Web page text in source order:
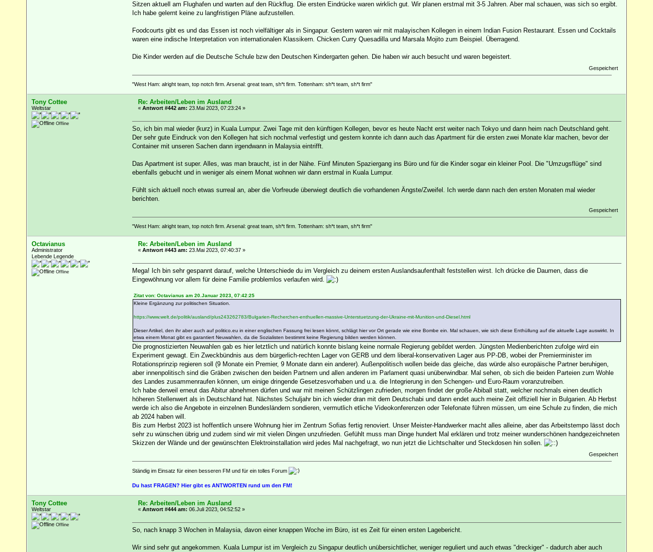
Sitzen aktuell am Flughafen und warten auf den Rückflug. Die ersten Eindrücke waren wirklich gut. Wir planen erstmal mit 3-5 Jahren. Aber mal schauen, was sich so ergibt.
Ich habe gelernt keine zu langfristigen Pläne aufzustellen.
Foodcourts gibt es und das Essen ist noch vielfältiger als in Singapur. Gestern waren wir mit malayischen Kollegen in einem Indian Fusion Restaurant. Essen und Cocktails
waren eine indische Interpretation von internationalen Klassikern. Chicken Curry Quesadilla und Marsala Mojito zum Beispiel. Überragend.
Die Kinder werden auf die Deutsche Schule bzw den Deutschen Kindergarten gehen. Die haben wir auch besucht und waren begeistert.
Gespeichert
"West Ham: alright team, top notch firm. Arsenal: great team, sh*t firm. Tottenham: sh*t team, sh*t firm"
Tony Cottee
Weltstar
Offline
Re: Arbeiten/Leben im Ausland
« Antwort #442 am: 23.Mai 2023, 07:23:24 »
So, ich bin mal wieder (kurz) in Kuala Lumpur. Zwei Tage mit den künftigen Kollegen, bevor es heute Nacht erst weiter nach Tokyo und dann heim nach Deutschland geht.
Der sehr gute Eindruck von den Kollegen hat sich nochmal verfestigt und gestern konnte ich dann auch das Apartment für die ersten zwei Monate klar machen, bevor der
Container mit unseren Sachen dann irgendwann in Malaysia eintrifft.
Das Apartment ist super. Alles, was man braucht, ist in der Nähe. Fünf Minuten Spaziergang ins Büro und für die Kinder sogar ein kleiner Pool. Die "Umzugsflüge" sind
ebenfalls gebucht und in weniger als einem Monat wohnen wir dann erstmal in Kuala Lumpur.
Fühlt sich aktuell noch etwas surreal an, aber die Vorfreude überwiegt deutlich die vorhandenen Ängste/Zweifel. Ich werde dann nach den ersten Monaten mal wieder
berichten.
Gespeichert
"West Ham: alright team, top notch firm. Arsenal: great team, sh*t firm. Tottenham: sh*t team, sh*t firm"
Octavianus
Administrator
Lebende Legende
Offline
Re: Arbeiten/Leben im Ausland
« Antwort #443 am: 23.Mai 2023, 07:40:37 »
Mega! Ich bin sehr gespannt darauf, welche Unterschiede du im Vergleich zu deinem ersten Auslandsaufenthalt feststellen wirst. Ich drücke die Daumen, dass die
Eingewöhnung vor allem für deine Familie problemlos verlaufen wird.
Zitat von: Octavianus am 20.Januar 2023, 07:42:25
Kleine Ergänzung zur politischen Situation.
https://www.welt.de/politik/ausland/plus243262783/Bulgarien-Recherchen-enthuellen-massive-Unterstuetzung-der-Ukraine-mit-Munition-und-Diesel.html
Dieser Artikel, den ihr aber auch auf politico.eu in einer englischen Fassung frei lesen könnt, schlägt hier vor Ort gerade wie eine Bombe ein. Mal schauen, wie sich diese Enthüllung auf die aktuelle Lage auswirkt. In
etwa einem Monat gibt es garantiert Neuwahlen, da die Sozialisten bestimmt keine Regierung bilden werden können.
Die prognostizierten Neuwahlen gab es hier letztlich und natürlich konnte bislang keine normale Regierung gebildet werden. Jüngsten Medienberichten zufolge wird ein
Experiment gewagt. Ein Zweckbündnis aus dem bürgerlich-rechten Lager von GERB und dem liberal-konservativen Lager aus PP-DB, wobei der Premierminister im
Rotationsprinzip regieren soll (9 Monate ein Premier, 9 Monate dann ein anderer). Außenpolitisch wollen beide das gleiche, das würde also europäische Partner beruhigen,
aber innenpolitisch sind die Gräben zwischen den beiden Partnern und allen anderen im Parlament quasi unüberwindbar. Mal sehen, ob sich die beiden Parteien zum Wohle
des Landes zusammenraufen können, um einige dringende Gesetzesvorhaben und u.a. die Integrierung in den Schengen- und Euro-Raum voranzutreiben.
Ich habe derweil erneut das Abitur abnehmen dürfen und war mit meinen Schützlingen zufrieden, morgen findet der große Abiball statt, welcher nochmals einen deutlich
höheren Stellenwert als in Deutschland hat. Nächstes Schuljahr bin ich wieder dran mit dem Deutschabi und dann endet auch meine Zeit offiziell hier in Bulgarien. Ab Herbst
werde ich also die Angebote in einzelnen Bundesländern sondieren, vermutlich etliche Videokonferenzen oder Telefonate führen müssen, um eine Schule zu finden, die mich
ab 2024 haben will.
Bis zum Herbst 2023 ist hoffentlich unsere Wohnung hier im Zentrum Sofias fertig renoviert. Unser Meister-Handwerker macht alles alleine, aber das Arbeitstempo lässt doch
sehr zu wünschen übrig und zudem sind wir mit vielen Dingen unzufrieden. Gefühlt muss man Dinge hundert Mal erklären und trotz meiner wunderschönen handgezeichneten
Skizzen der Wände und der gewünschten Elektroinstallation wird jedes Mal nachgefragt, wo nun jetzt die Lichtschalter und Steckdosen hin sollen.
Gespeichert
Ständig im Einsatz für einen besseren FM und für ein tolles Forum
Du hast FRAGEN? Hier gibt es ANTWORTEN rund um den FM!
Tony Cottee
Weltstar
Offline
Re: Arbeiten/Leben im Ausland
« Antwort #444 am: 06.Juli 2023, 04:52:52 »
So, nach knapp 3 Wochen in Malaysia, davon einer knappen Woche im Büro, ist es Zeit für einen ersten Lagebericht.
Wir sind sehr gut angekommen. Kuala Lumpur ist im Vergleich zu Singapur deutlich unübersichtlicher, weniger reguliert und auch etwas "dreckiger" - dadurch aber auch